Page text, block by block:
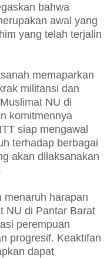
bahwa
awal yang
yang telah terjalin
memaparkan
militansi dan
NU di
komitmennya
siap mengawal
terhadap berbagai
akan dilaksanakan
menaruh harapan
NU di Pantar Barat
perempuan
progresif. Keaktifan
dapat